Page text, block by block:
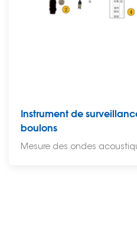
Instrument de
boulons
Mesure des ondes